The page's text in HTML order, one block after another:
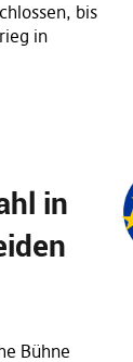
bis
in
in
Bühne